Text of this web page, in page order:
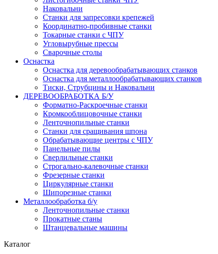
Наковальни
Станки для запресовки крепежей
Координатно-пробивные станки
Токарные станки с ЧПУ
Угловырубные прессы
Сварочные столы
Оснастка
Оснастка для деревообрабатывающих станков
Оснастка для металлообрабатывающих станков
Тиски, Струбцины и Наковальни
ДЕРЕВООБРАБОТКА Б/У
Форматно-Раскроечные станки
Кромкооблицовочные станки
Ленточнопильные станки
Станки для сращивания шпона
Обрабатывающие центры с ЧПУ
Панельные пилы
Сверлильные станки
Строгально-калевочные станки
Фрезерные станки
Циркулярные станки
Шипорезные станки
Металлообработка б/у
Ленточнопильные станки
Прокатные станы
Штанцевальные машины
Каталог